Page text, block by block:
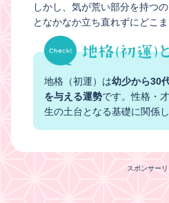
しかし、気が荒い部分を持つ
となかなか立ち直れずにどこ
地格（初運）は幼少から30
を与える運勢です。性格・
生の土台となる基礎に関係し
スポンサー